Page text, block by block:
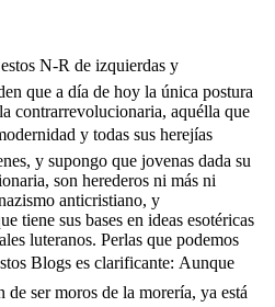
N-R de izquierdas y
que a día de hoy la única postura
contrarrevolucionaria, aquélla que
y todas sus herejías
y supongo que jovenas dada su
son herederos ni más ni
anticristiano, y
tiene sus bases en ideas esotéricas
luteranos. Perlas que podemos
Blogs es clarificante: Aunque
ser moros de la morería, ya está